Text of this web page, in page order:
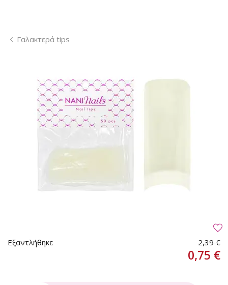
Γαλακτερά tips
Εξαντλήθηκε 2,39 €
0,75 €